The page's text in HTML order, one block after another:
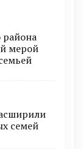
района
мерой
семей